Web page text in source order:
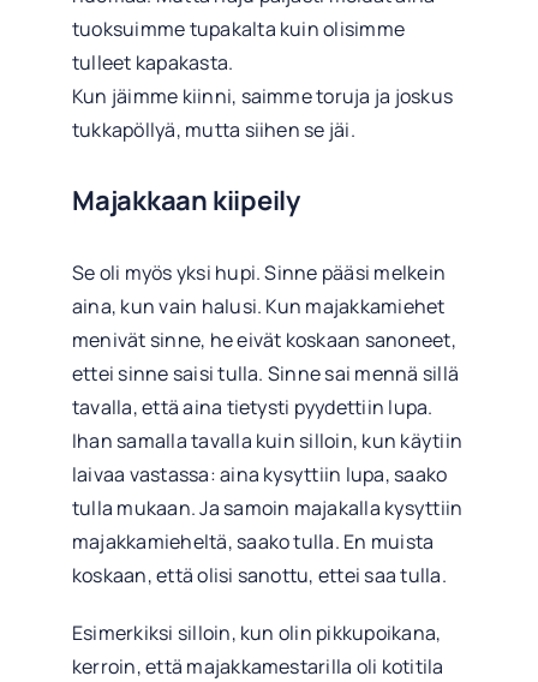
tuoksuimme tupakalta kuin olisimme
tulleet kapakasta.
Kun jäimme kiinni, saimme toruja ja joskus
tukkapöllyä, mutta siihen se jäi.
Majakkaan kiipeily
Se oli myös yksi hupi. Sinne pääsi melkein
aina, kun vain halusi. Kun majakkamiehet
menivät sinne, he eivät koskaan sanoneet,
ettei sinne saisi tulla. Sinne sai mennä sillä
tavalla, että aina tietysti pyydettiin lupa.
Ihan samalla tavalla kuin silloin, kun käytiin
laivaa vastassa: aina kysyttiin lupa, saako
tulla mukaan. Ja samoin majakalla kysyttiin
majakkamieheltä, saako tulla. En muista
koskaan, että olisi sanottu, ettei saa tulla.
Esimerkiksi silloin, kun olin pikkupoikana,
kerroin, että majakkamestarilla oli kotitila